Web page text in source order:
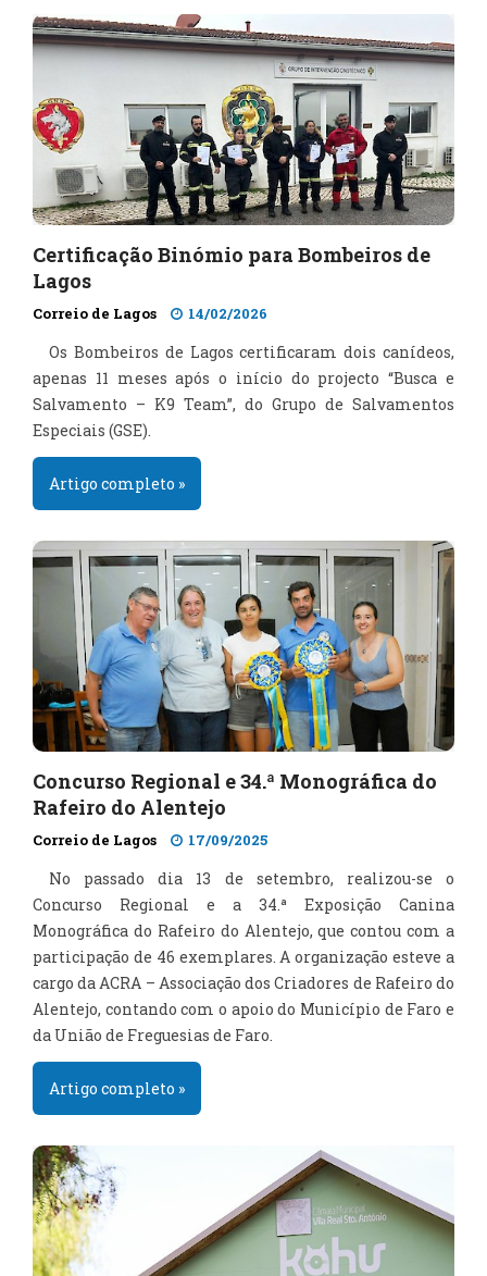
Certificação Binómio para Bombeiros de
Lagos
Correio de Lagos 14/02/2026
Os Bombeiros de Lagos certificaram dois canídeos,
apenas 11 meses após o início do projecto “Busca e
Salvamento – K9 Team”, do Grupo de Salvamentos
Especiais (GSE).
Artigo completo »
Concurso Regional e 34.ª Monográfica do
Rafeiro do Alentejo
Correio de Lagos 17/09/2025
No passado dia 13 de setembro, realizou-se o
Concurso Regional e a 34.ª Exposição Canina
Monográfica do Rafeiro do Alentejo, que contou com a
participação de 46 exemplares. A organização esteve a
cargo da ACRA – Associação dos Criadores de Rafeiro do
Alentejo, contando com o apoio do Município de Faro e
da União de Freguesias de Faro.
Artigo completo »